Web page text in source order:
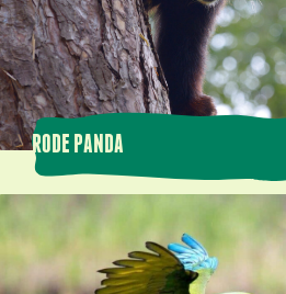
RODE PANDA
Soldatenara